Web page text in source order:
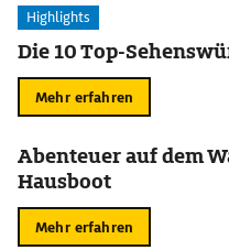
Highlights
Die 10 Top-
Mehr erfahren
Abenteuer auf dem
Hausboot
Mehr erfahren